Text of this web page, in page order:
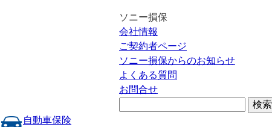
ソニー損保
会社情報
ご契約者ページ
ソニー損保からのお知らせ
よくある質問
お問合せ
自動車保険